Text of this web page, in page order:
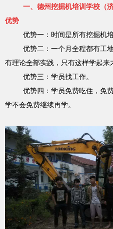
一、德州挖掘机培训学校（
优势
优势一：时间是所有挖掘机
优势二：一个月全程都有工
有理论全部实践，只有这样学起来
优势三：学员找工作。
优势四：学员免费吃住，免
学不会免费继续再学。